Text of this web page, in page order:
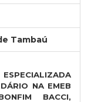
Tambaú
NA EMEB
BACCI,